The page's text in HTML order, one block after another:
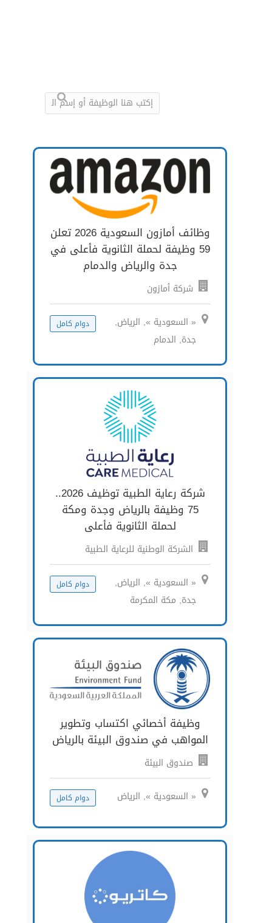
وظائف أمازون السعودية 2026 تعلن
59 وظيفة لحملة الثانوية فأعلى في
جدة والرياض والدمام
شركة أمازون
« السعودية », الرياض,
جدة, الدمام
دوام كامل
شركة رعاية الطبية توظيف 2026..
75 وظيفة بالرياض وجدة ومكة
لحملة الثانوية فأعلى
الشركة الوطنية للرعاية الطبية
« السعودية », الرياض,
جدة, مكة المكرمة
دوام كامل
وظيفة أخصائي اكتساب وتطوير
المواهب في صندوق البيئة بالرياض
صندوق البيئة
« السعودية », الرياض دوام كامل